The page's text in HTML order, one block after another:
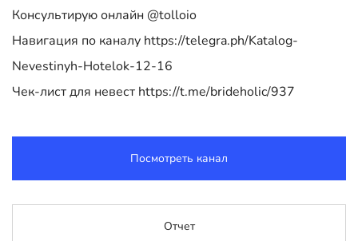
Консультирую онлайн @tolloio
Навигация по каналу https://telegra.ph/Katalog-
Nevestinyh-Hotelok-12-16
Чек-лист для невест https://t.me/brideholic/937
Посмотреть канал
Отчет